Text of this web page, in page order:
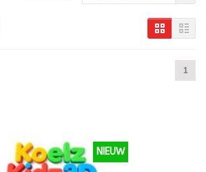
1
NIEUW